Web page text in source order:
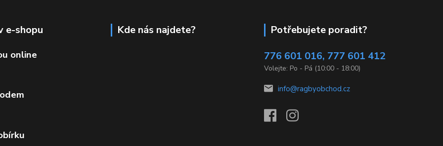
e-shopu
online
Kde nás najdete?
Potřebujete poradit?
776 601 016, 777 601 412
Volejte: Po - Pá (10:00 - 18:00)
info@ragbyobchod.cz